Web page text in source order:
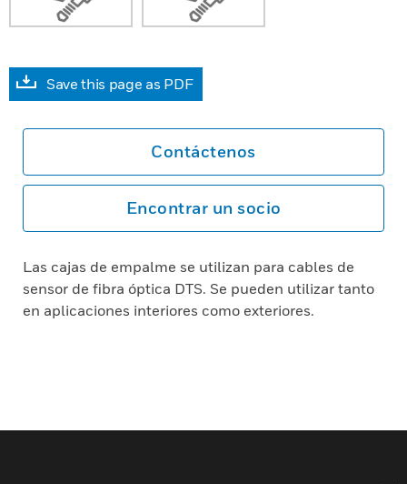
Save this page as PDF
Contáctenos
Encontrar un socio
Las cajas de empalme se utilizan para cables de
sensor de fibra óptica DTS. Se pueden utilizar tanto
en aplicaciones interiores como exteriores.